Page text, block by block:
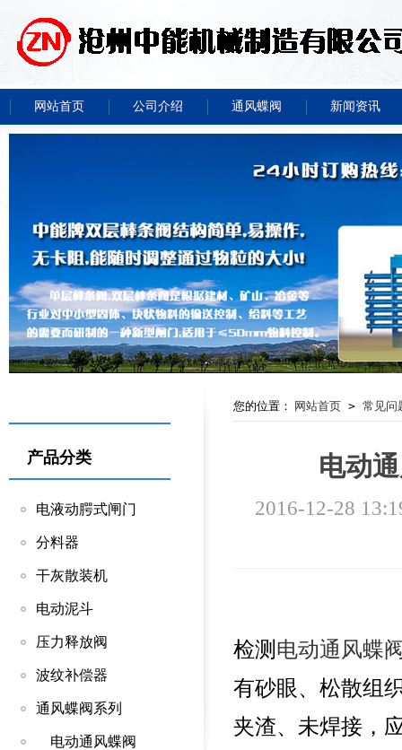
网站首页 公司介绍 通风蝶阀 新闻资讯
产品分类
电液动腭式闸门
分料器
干灰散装机
电动泥斗
压力释放阀
波纹补偿器
通风蝶阀系列
电动通风蝶阀
您的位置： 网站首页 > 常见问
电动
2016-12-28
检测 电动通风蝶
有砂眼、松散组
夹渣、未焊接，